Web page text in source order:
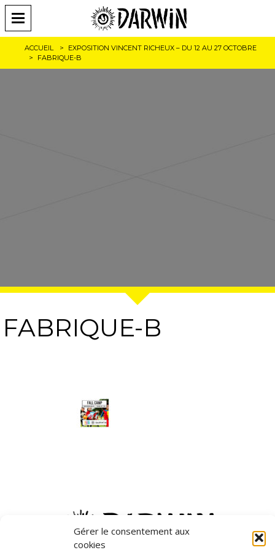
Gérer le consentement aux
cookies
ACCUEIL
EXPOSITION VINCENT RICHEUX – DU 12 AU 27 OCTOBRE
FABRIQUE-B
FABRIQUE-B